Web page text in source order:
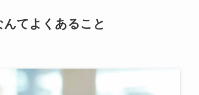
てよくあること